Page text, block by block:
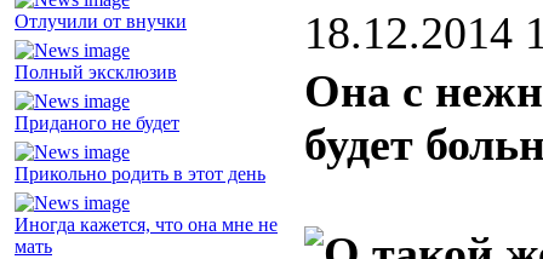
Отлучили от внучки
Полный эксклюзив
Приданого не будет
Прикольно родить в этот день
Иногда кажется, что она мне не
мать
18.12.2014
Она с
будет